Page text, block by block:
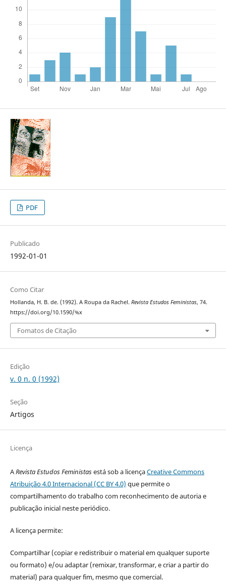
PDF
Publicado
1992-01-01
Como Citar
Hollanda, H. B. de. (1992). A Roupa da Rachel. Revista Estudos Feministas, 74.
https://doi.org/10.1590/%x
Fomatos de Citação
Edição
v. 0 n. 0 (1992)
Seção
Artigos
Licença
ARevista Estudos Feministasestá sob a licençaCreative Commons
Atribuição 4.0 Internacional (CC BY 4.0) que permite o
compartilhamento do trabalho com reconhecimento de autoria e
publicação inicial neste periódico.
A licença permite:
Compartilhar (copiar e redistribuir o material em qualquer suporte
ou formato) e/ou adaptar (remixar, transformar, e criar a partir do
material) para qualquer fim, mesmo que comercial.